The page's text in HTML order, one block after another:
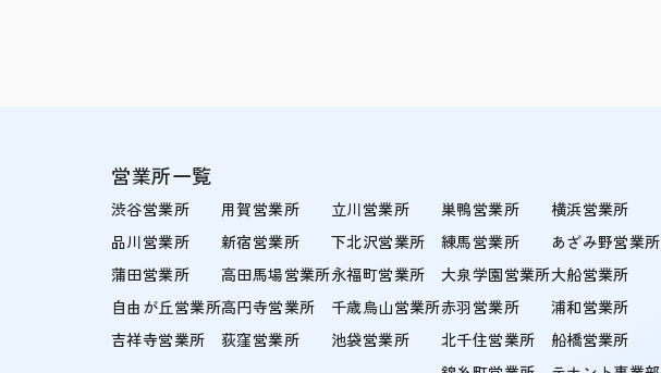
営業所一覧
渋谷営業所
品川営業所
蒲田営業所
自由が丘営業所
吉祥寺営業所
用賀営業所
新宿営業所
高田馬場営業所
高円寺営業所
荻窪営業所
立川営業所
下北沢営業所
永福町営業所
千歳烏山営業所
池袋営業所
巣鴨営業所
練馬営業所
大泉学園営業所
赤羽営業所
北千住営業所
横浜営業所
あざみ野営業所
大船営業所
浦和営業所
船橋営業所